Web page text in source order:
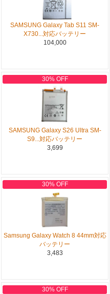
SAMSUNG Galaxy Tab S11 SM-
X730...対応バッテリー
104,000
30% OFF
SAMSUNG Galaxy S26 Ultra SM-
S9...対応バッテリー
3,699
30% OFF
Samsung Galaxy Watch 8 44mm対応
バッテリー
3,483
30% OFF